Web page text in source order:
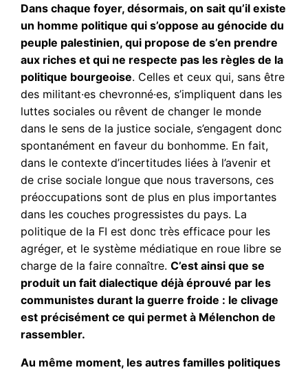
Dans chaque foyer, désormais, on sait qu’il existe
un homme politique qui s’oppose au génocide du
peuple palestinien, qui propose de s’en prendre
aux riches et qui ne respecte pas les règles de la
politique bourgeoise. Celles et ceux qui, sans être
des militant·es chevronné·es, s’impliquent dans les
luttes sociales ou rêvent de changer le monde
dans le sens de la justice sociale, s’engagent donc
spontanément en faveur du bonhomme. En fait,
dans le contexte d’incertitudes liées à l’avenir et
de crise sociale longue que nous traversons, ces
préoccupations sont de plus en plus importantes
dans les couches progressistes du pays. La
politique de la FI est donc très efficace pour les
agréger, et le système médiatique en roue libre se
charge de la faire connaître.C’est ainsi que se
produit un fait dialectique déjà éprouvé par les
communistes durant la guerre froide : le clivage
est précisément ce qui permet à Mélenchon de
rassembler.
Au même moment, les autres familles politiques